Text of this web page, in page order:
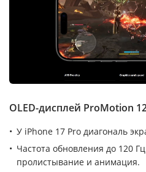
OLED-дисплей ProMotion
У iPhone 17 Pro диагональ
Частота обновления до 120
пролистывание и анимация.